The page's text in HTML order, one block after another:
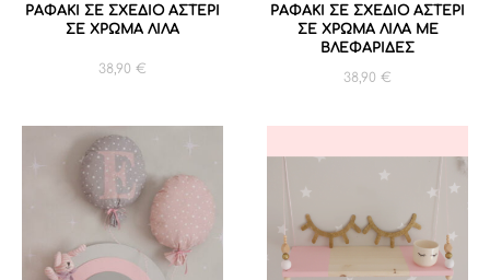
ΡΑΦΑΚΙ ΣΕ ΣΧΕΔΙΟ ΑΣΤΕΡΙ
ΣΕ ΧΡΩΜΑ ΛΙΛΑ
38,90 €
ΡΑΦΑΚΙ ΣΕ ΣΧΕΔΙΟ ΑΣΤΕΡΙ
ΣΕ ΧΡΩΜΑ ΛΙΛΑ ME
ΒΛΕΦΑΡΙΔΕΣ
38,90 €